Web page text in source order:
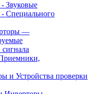
Звуковые
Специального
—
и Устройства проверки